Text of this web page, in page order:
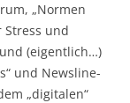
„Normen
Stress und
(eigentlich…)
und Newsline-
„digitalen“